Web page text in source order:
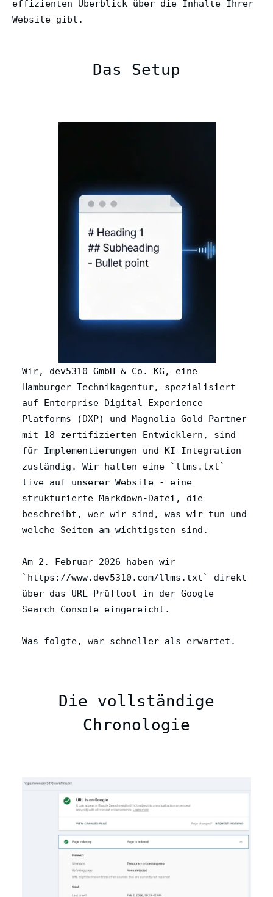
effizienten Überblick über die Inhalte Ihrer
Website gibt.
Das Setup
Wir, dev5310 GmbH & Co. KG, eine
Hamburger Technikagentur, spezialisiert
auf Enterprise Digital Experience
Platforms (DXP) und Magnolia Gold Partner
mit 18 zertifizierten Entwicklern, sind
für Implementierungen und KI-Integration
zuständig. Wir hatten eine `llms.txt`
live auf unserer Website - eine
strukturierte Markdown-Datei, die
beschreibt, wer wir sind, was wir tun und
welche Seiten am wichtigsten sind.
Am 2. Februar 2026 haben wir
`https://www.dev5310.com/llms.txt` direkt
über das URL-Prüftool in der Google
Search Console eingereicht.
Was folgte, war schneller als erwartet.
Die vollständige
Chronologie